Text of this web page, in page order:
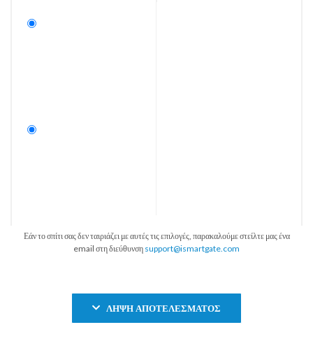
Εάν το σπίτι σας δεν ταιριάζει με αυτές τις επιλογές, παρακαλούμε στείλτε μας ένα
email στη διεύθυνση support@ismartgate.com
ΛΉΨΗ ΑΠΟΤΕΛΈΣΜΑΤΟΣ